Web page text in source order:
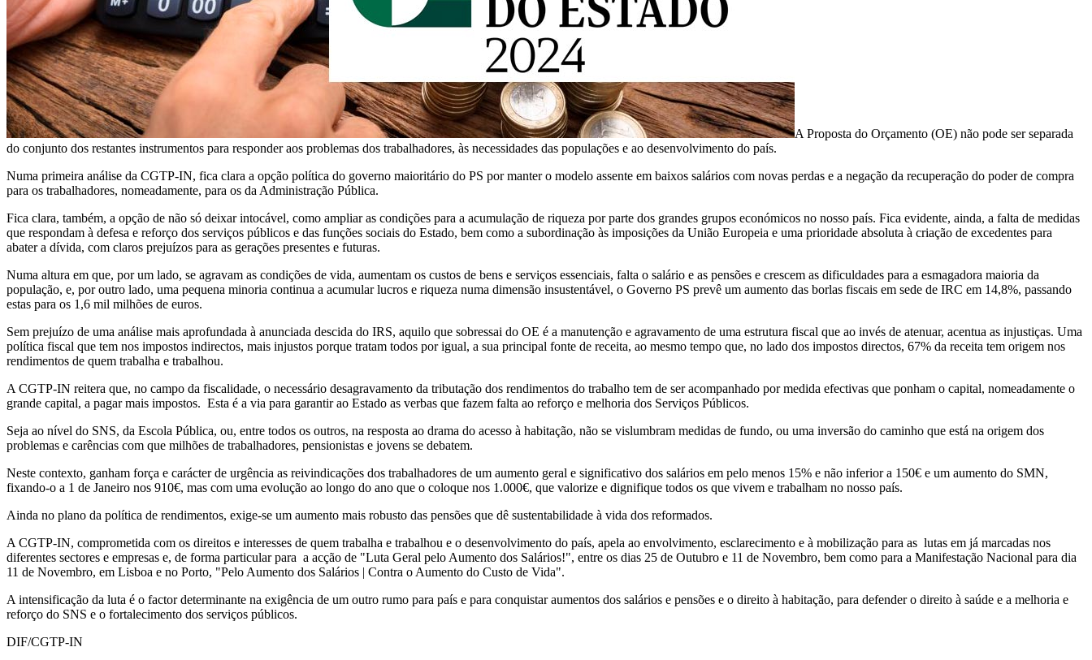
A Proposta do Orçamento (OE) não pode ser separada
do conjunto dos restantes instrumentos para responder aos problemas dos trabalhadores, às necessidades das populações e ao desenvolvimento do país.
Numa primeira análise da CGTP-IN, fica clara a opção política do governo maioritário do PS por manter o modelo assente em baixos salários com novas perdas e a negação da recuperação do poder de compra
para os trabalhadores, nomeadamente, para os da Administração Pública.
Fica clara, também, a opção de não só deixar intocável, como ampliar as condições para a acumulação de riqueza por parte dos grandes grupos económicos no nosso país. Fica evidente, ainda, a falta de medidas
que respondam à defesa e reforço dos serviços públicos e das funções sociais do Estado, bem como a subordinação às imposições da União Europeia e uma prioridade absoluta à criação de excedentes para
abater a dívida, com claros prejuízos para as gerações presentes e futuras.
Numa altura em que, por um lado, se agravam as condições de vida, aumentam os custos de bens e serviços essenciais, falta o salário e as pensões e crescem as dificuldades para a esmagadora maioria da
população, e, por outro lado, uma pequena minoria continua a acumular lucros e riqueza numa dimensão insustentável, o Governo PS prevê um aumento das borlas fiscais em sede de IRC em 14,8%, passando
estas para os 1,6 mil milhões de euros.
Sem prejuízo de uma análise mais aprofundada à anunciada descida do IRS, aquilo que sobressai do OE é a manutenção e agravamento de uma estrutura fiscal que ao invés de atenuar, acentua as injustiças. Uma
política fiscal que tem nos impostos indirectos, mais injustos porque tratam todos por igual, a sua principal fonte de receita, ao mesmo tempo que, no lado dos impostos directos, 67% da receita tem origem nos
rendimentos de quem trabalha e trabalhou.
A CGTP-IN reitera que, no campo da fiscalidade, o necessário desagravamento da tributação dos rendimentos do trabalho tem de ser acompanhado por medida efectivas que ponham o capital, nomeadamente o
grande capital, a pagar mais impostos. Esta é a via para garantir ao Estado as verbas que fazem falta ao reforço e melhoria dos Serviços Públicos.
Seja ao nível do SNS, da Escola Pública, ou, entre todos os outros, na resposta ao drama do acesso à habitação, não se vislumbram medidas de fundo, ou uma inversão do caminho que está na origem dos
problemas e carências com que milhões de trabalhadores, pensionistas e jovens se debatem.
Neste contexto, ganham força e carácter de urgência as reivindicações dos trabalhadores de um aumento geral e significativo dos salários em pelo menos 15% e não inferior a 150€ e um aumento do SMN,
fixando-o a 1 de Janeiro nos 910€, mas com uma evolução ao longo do ano que o coloque nos 1.000€, que valorize e dignifique todos os que vivem e trabalham no nosso país.
Ainda no plano da política de rendimentos, exige-se um aumento mais robusto das pensões que dê sustentabilidade à vida dos reformados.
A CGTP-IN, comprometida com os direitos e interesses de quem trabalha e trabalhou e o desenvolvimento do país, apela ao envolvimento, esclarecimento e à mobilização para as lutas em já marcadas nos
diferentes sectores e empresas e, de forma particular para a acção de "Luta Geral pelo Aumento dos Salários!", entre os dias 25 de Outubro e 11 de Novembro, bem como para a Manifestação Nacional para dia
11 de Novembro, em Lisboa e no Porto, "Pelo Aumento dos Salários | Contra o Aumento do Custo de Vida".
A intensificação da luta é o factor determinante na exigência de um outro rumo para país e para conquistar aumentos dos salários e pensões e o direito à habitação, para defender o direito à saúde e a melhoria e
reforço do SNS e o fortalecimento dos serviços públicos.
DIF/CGTP-IN